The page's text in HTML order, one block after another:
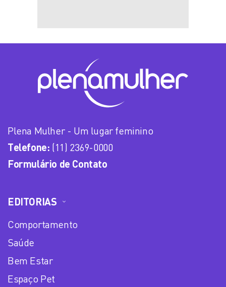
Plena Mulher - Um lugar feminino
Telefone: (11) 2369-0000
Formulário de Contato
EDITORIAS
Comportamento
Saúde
Bem Estar
Espaço Pet